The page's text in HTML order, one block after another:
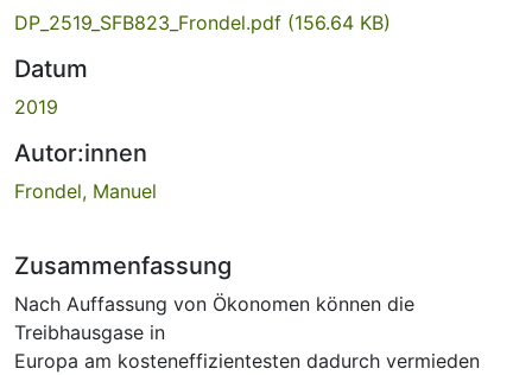
DP_2519_SFB823_Frondel.pdf (156.64 KB)
Datum
2019
Autor:innen
Frondel, Manuel
Zusammenfassung
Nach Auffassung von Ökonomen können die
Treibhausgase in
Europa am kosteneffizientesten dadurch vermieden